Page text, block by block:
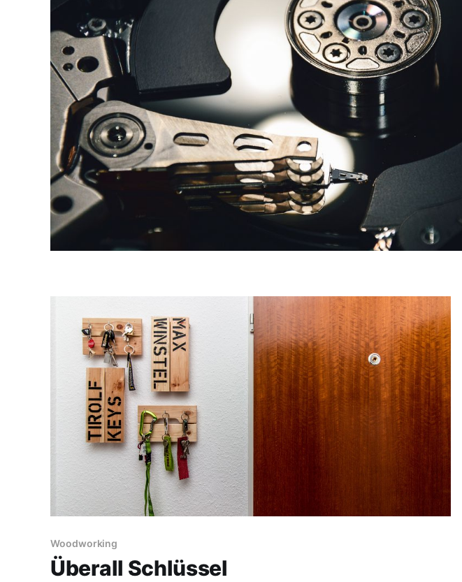
Woodworking
Überall Schlüssel